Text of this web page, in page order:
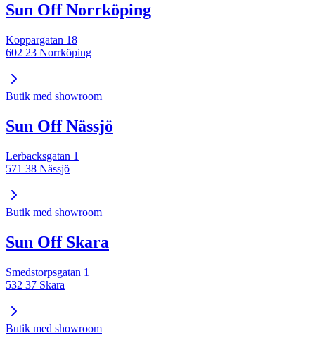
Sun Off Norrköping
Koppargatan 18
602 23 Norrköping
Butik med showroom
Sun Off Nässjö
Lerbacksgatan 1
571 38 Nässjö
Butik med showroom
Sun Off Skara
Smedstorpsgatan 1
532 37 Skara
Butik med showroom